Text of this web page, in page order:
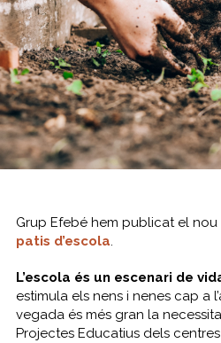
Grup Efebé hem publicat el nou
patis d’escola.
L’escola és un escenari de
estimula els nens i nenes cap a
vegada és més gran la
Projectes Educatius dels